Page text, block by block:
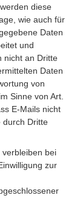
diese
wie auch für
Daten
und
nicht an Dritte
Daten
von
Sinne von Art.
E-Mails nicht
durch Dritte
bei
zur